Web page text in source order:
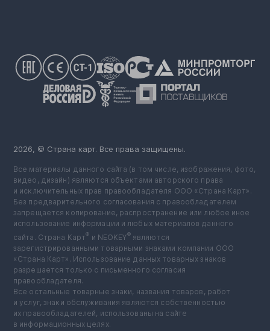
2026, © Страна карт. Все права защищены.
Все материалы данного сайта (в том числе, изображения, фото,
видео, дизайн) являются объектами авторского права
и исключительных прав правообладателя ООО «Страна Карт».
Без предварительного согласования с правообладателем
запрещается копирование, распространение или любое иное
использование информации и любых материалов данного
сайта. Страна Карт® ️ и NEOKEY®️ являются
зарегистрированными товарными знаками компании ООО
«Страна Карт». Использование данных товарных знаков
разрешается только с письменного согласия
правообладателя.
Все остальные товарные знаки, названия товаров, работ
и услуг, знаки обслуживания являются собственностью
их правообладателей, использованы на сайте
в информационных целях.